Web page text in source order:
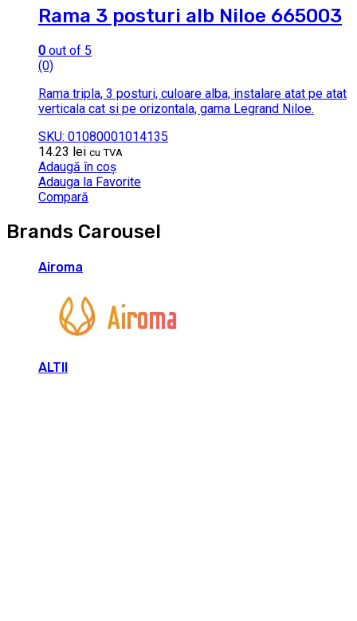
Rama 3 posturi alb Niloe 665003
0 out of 5
(0)
Rama tripla, 3 posturi, culoare alba, instalare atat pe atat
verticala cat si pe orizontala, gama Legrand Niloe.
SKU: 01080001014135
14.23 lei cu TVA
Adaugă în coș
Adauga la Favorite
Compară
Brands Carousel
Airoma
ALTII